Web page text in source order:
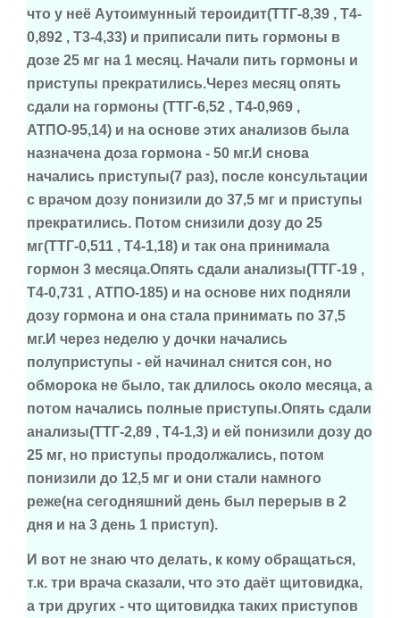
что у неё Аутоимунный тероидит(ТТГ-8,39 , Т4-
0,892 , Т3-4,33) и приписали пить гормоны в
дозе 25 мг на 1 месяц. Начали пить гормоны и
приступы прекратились.Через месяц опять
сдали на гормоны (ТТГ-6,52 , Т4-0,969 ,
АТПО-95,14) и на основе этих анализов была
назначена доза гормона - 50 мг.И снова
начались приступы(7 раз), после консультации
с врачом дозу понизили до 37,5 мг и приступы
прекратились. Потом снизили дозу до 25
мг(ТТГ-0,511 , Т4-1,18) и так она принимала
гормон 3 месяца.Опять сдали анализы(ТТГ-19 ,
Т4-0,731 , АТПО-185) и на основе них подняли
дозу гормона и она стала принимать по 37,5
мг.И через неделю у дочки начались
полуприступы - ей начинал снится сон, но
обморока не было, так длилось около месяца, а
потом начались полные приступы.Опять сдали
анализы(ТТГ-2,89 , Т4-1,3) и ей понизили дозу до
25 мг, но приступы продолжались, потом
понизили до 12,5 мг и они стали намного
реже(на сегодняшний день был перерыв в 2
дня и на 3 день 1 приступ).
И вот не знаю что делать, к кому обращаться,
т.к. три врача сказали, что это даёт щитовидка,
а три других - что щитовидка таких приступов